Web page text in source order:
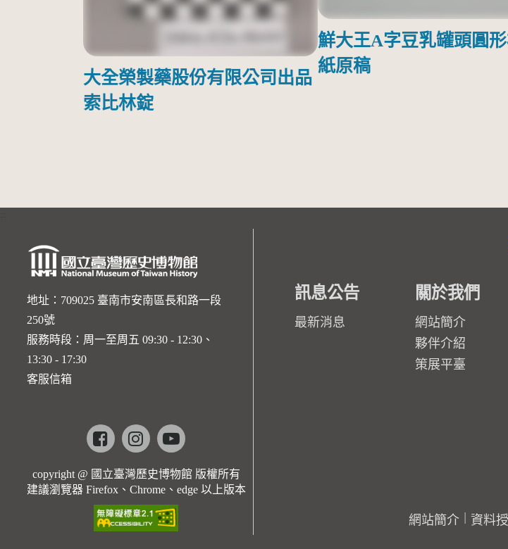
大全榮製藥股份有限公司出品
索比林錠
鮮大王A字豆乳罐頭圓
紙原稿
地址：709025 臺南市安南區長和路一段
250號
服務時段：周一至周五 09:30 - 12:30、
13:30 - 17:30
客服信箱
Facebookinstagramyoutube
copyright @ 國立臺灣歷史博物館 版權所有
建議瀏覽器 Firefox、Chrome、edge 以上版本
訊息公告
最新消息
關於我們
網站簡介
夥伴介紹
策展平臺
網站簡介 資料